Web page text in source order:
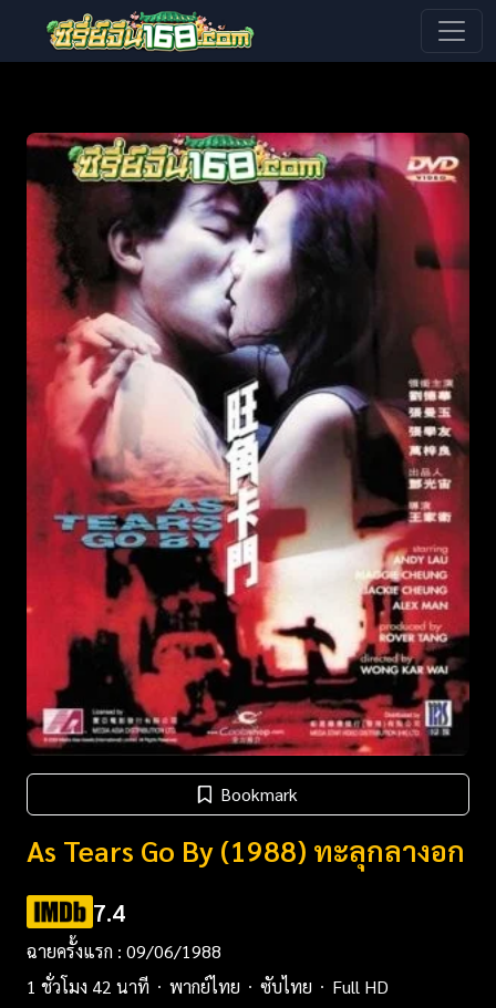
Bookmark
As Tears Go By (1988) ทะลุกลางอก
7.4
ฉายครั้งแรก : 09/06/1988
1 ชั่วโมง 42 นาที
พากย์ไทย ซับไทย
Full HD